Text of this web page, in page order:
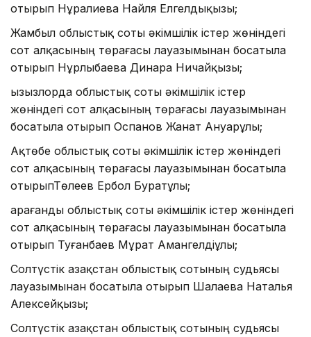
отырып Нұралиева Найля Елгелдықызы;
Жамбыл облыстық соты әкімшілік істер жөніндегі
сот алқасының төрағасы лауазымынан босатыла
отырып Нұрлыбаева Динара Ничайқызы;
Қызызлорда облыстық соты әкімшілік істер
жөніндегі сот алқасының төрағасы лауазымынан
босатыла отырып Оспанов Жанат Ануарұлы;
Ақтөбе облыстық соты әкімшілік істер жөніндегі
сот алқасының төрағасы лауазымынан босатыла
отырыпТөлеев Ербол Буратұлы;
Қарағанды облыстық соты әкімшілік істер жөніндегі
сот алқасының төрағасы лауазымынан босатыла
отырып Туғанбаев Мұрат Амангелдіұлы;
Солтүстік Қазақстан облыстық сотының судьясы
лауазымынан босатыла отырып Шалаева Наталья
Алексейқызы;
Солтүстік Қазақстан облыстық сотының судьясы